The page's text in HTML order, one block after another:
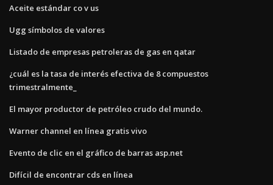
Aceite estándar co v us
Ugg símbolos de valores
Listado de empresas petroleras de gas en qatar
¿cuál es la tasa de interés efectiva de 8 compuestos
trimestralmente_
El mayor productor de petróleo crudo del mundo.
Warner channel en línea gratis vivo
Evento de clic en el gráfico de barras asp.net
Difícil de encontrar cds en línea